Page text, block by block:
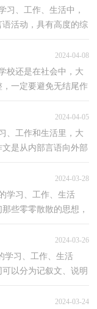
习、工作、生活中，
活动，具有高度的综
2024-04-08
校还是在社会中，大
一定要避免无结尾作
2024-04-05
、工作和生活里，大
是从内部言语向外部
2024-03-28
学习、工作、生活
些零零散散的思想，
2024-03-26
学习、工作、生活
以分为记叙文、说明
2024-03-24